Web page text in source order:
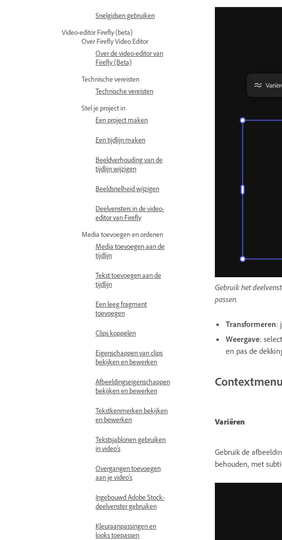
Snelgidsen gebruiken
Video-editor Firefly (beta)
Over Firefly Video Editor
Over de video-editor van
Firefly (Beta)
Technische vereisten
Technische vereisten
Stel je project in
Een project maken
Een tijdlijn maken
Beeldverhouding van de
tijdlijn wijzigen
Beeldsnelheid wijzigen
Deelvensters in de video-
editor van Firefly
Media toevoegen en ordenen
Media toevoegen aan de
tijdlijn
Tekst toevoegen aan de
tijdlijn
Een leeg fragment
toevoegen
Clips koppelen
Eigenschappen van clips
bekijken en bewerken
Afbeeldingseigenschappen
bekijken en bewerken
Tekstkenmerken bekijken
en bewerken
Tekstsjablonen gebruiken
in video's
Overgangen toevoegen
aan je video's
Ingebouwd Adobe Stock-
deelvenster gebruiken
Kleuraanpassingen en
looks toepassen
Gebruik het
passen.
Transformeren:
Weergave:
en pas de
Variëren
Gebruik de
behouden, met